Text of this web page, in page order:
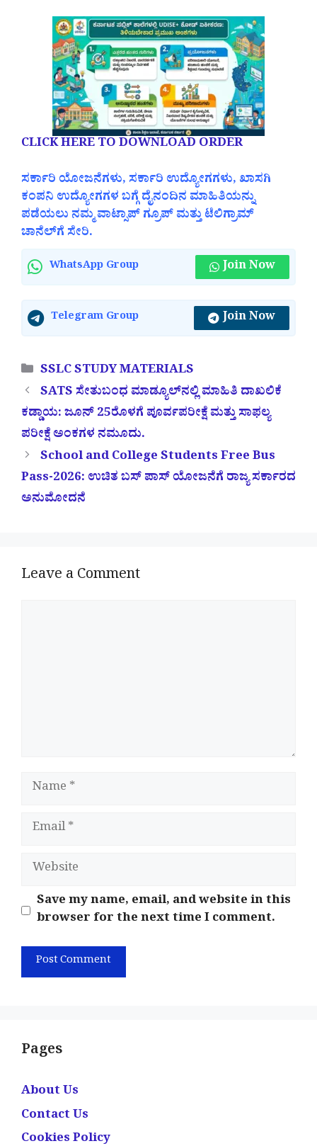
CLICK HERE TO DOWNLOAD ORDER
ಸರ್ಕಾರಿ ಯೋಜನೆಗಳು, ಸರ್ಕಾರಿ ಉದ್ಯೋಗಗಳು, ಖಾಸಗಿ
ಕಂಪನಿ ಉದ್ಯೋಗಗಳ ಬಗ್ಗೆ ದೈನಂದಿನ ಮಾಹಿತಿಯನ್ನು
ಪಡೆಯಲು ನಮ್ಮ ವಾಟ್ಸಾಪ್ ಗ್ರೂಪ್ ಮತ್ತು ಟೆಲಿಗ್ರಾಮ್
ಚಾನೆಲ್‌ಗೆ ಸೇರಿ.
WhatsApp Group Join Now
Telegram Group Join Now
Categories
SSLC STUDY MATERIALS
SATS ಸೇತುಬಂಧ ಮಾಡ್ಯೂಲ್‌ನಲ್ಲಿ ಮಾಹಿತಿ ದಾಖಲಿಕೆ
ಕಡ್ಡಾಯ: ಜೂನ್ 25ರೊಳಗೆ ಪೂರ್ವಪರೀಕ್ಷೆ ಮತ್ತು ಸಾಫಲ್ಯ
ಪರೀಕ್ಷೆ ಅಂಕಗಳ ನಮೂದು.
School and College Students Free Bus
Pass-2026: ಉಚಿತ ಬಸ್ ಪಾಸ್ ಯೋಜನೆಗೆ ರಾಜ್ಯ ಸರ್ಕಾರದ
ಅನುಮೋದನೆ
Leave a Comment
Name
Email
Website
Save my name, email, and website in this
browser for the next time I comment.
Pages
About Us
Contact Us
Cookies Policy